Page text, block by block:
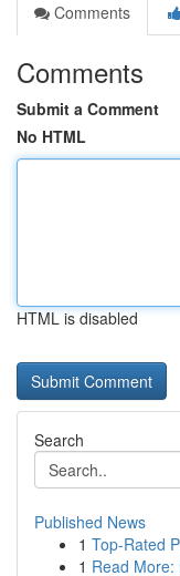
Comments
Comments
Submit a Comment
No HTML
HTML is disabled
Search
Published News
1 Top-Rated
1 Read More: